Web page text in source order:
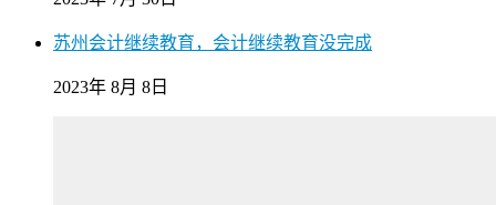
苏州会计继续教育，会计继续教育没完成
2023年 8月 8日